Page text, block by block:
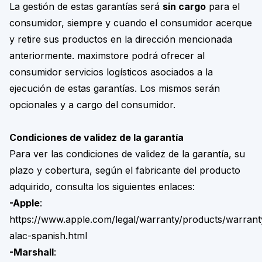
La gestión de estas garantías será sin cargo para el
consumidor, siempre y cuando el consumidor acerque
y retire sus productos en la dirección mencionada
anteriormente. maximstore podrá ofrecer al
consumidor servicios logísticos asociados a la
ejecución de estas garantías. Los mismos serán
opcionales y a cargo del consumidor.
Condiciones de validez de la garantía
Para ver las condiciones de validez de la garantía, su
plazo y cobertura, según el fabricante del producto
adquirido, consulta los siguientes enlaces:
-Apple:
https://www.apple.com/legal/warranty/products/
alac-spanish.html
-Marshall: